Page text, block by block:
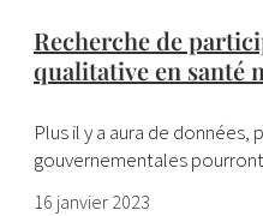
Recherche de
qualitative en santé
Plus il y a aura de données,
gouvernementales
16 janvier 2023